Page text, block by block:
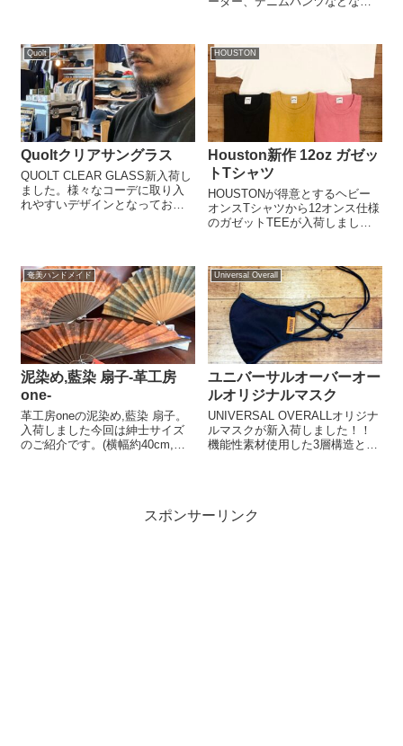
はカバーとスタンドとしてリユ
ース可...
すすめです！ ご来店の際も是非
ご覧くださいね☀️
Quolt
Quoltクリアサングラス
QUOLT CLEAR GLASS新入荷し
ました。様々なコーデに取り入
れやすいデザインとなっており
皆様のご来店楽しみにお待ちし
て...
HOUSTON
Houston新作 12oz ガゼッ
トTシャツ
HOUSTONが得意とするヘビー
オンスTシャツから12オンス仕様
のガゼットTEEが入荷しまし
スリットがアクセントに 一枚着
や重ね着などあらゆる着方で活
躍できるアイテムになっていま
す！ ...
奄美ハンドメイド
泥染め,藍染 扇子‐革工房
one‐
革工房oneの泥染め,藍染 扇子。
入荷しました今回は紳士サイズ
のご紹介です。(横幅約40cm,高
Universal Overall
ユニバーサルオーバーオー
ルオリジナルマスク
UNIVERSAL OVERALLオリジナ
ルマスクが新入荷しました！！
機能性素材使用した3層構造とな
め、半永久的な抗菌性能があ
スポンサーリンク